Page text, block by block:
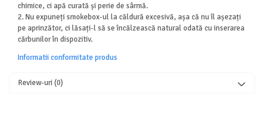
chimice, ci apă curată și perie de sârmă.
2. Nu expuneți smokebox-ul la căldură excesivă, așa că nu îl așezați
pe aprinzător, ci lăsați-l să se încălzească natural odată cu inserarea
cărbunilor în dispozitiv.
Informatii conformitate produs
Review-uri(0)